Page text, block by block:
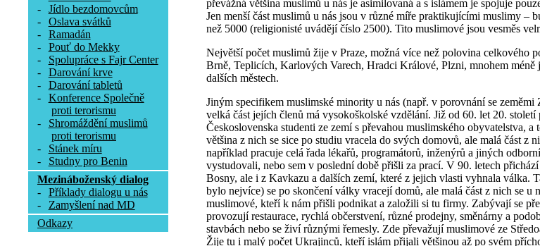
-
Jídlo bezdomovcům
-
Oslava svátků
-
Ramadán
-
Pouť do Mekky
-
Spolupráce s Fajr Center
-
Darování krve
-
Darování tabletů
-
Konference Společně
proti terorismu
-
Shromáždění muslimů
proti terorismu
-
Stánek míru
-
Studny pro Benin
Mezináboženský dialog
-
Příklady dialogu u nás
-
Zamyšlení nad MD
Odkazy
převážná většina muslimů u nás je asimilovaná a s islámem je spojuje
Jen menší část muslimů u nás jsou v různé míře praktikujícími muslimy –
než 5000 (religionisté uvádějí číslo 2500). Tito muslimové jsou vesměs
Největší počet muslimů žije v Praze, možná více než polovina celkového
Brně, Teplicích, Karlových Varech, Hradci Králové, Plzni, mnohem
dalších městech.
Jiným specifikem muslimské minority u nás (např. v porovnání se
velká část jejích členů má vysokoškolské vzdělání. Již od 60. let 20. století
Československa studenti ze zemí s převahou muslimského obyvatelstva,
většina z nich se sice po studiu vracela do svých domovů, ale malá část z
například pracuje celá řada lékařů, programátorů, inženýrů a jiných
vystudovali, nebo sem v poslední době přišli za prací. V 90. letech
Bosny, ale i z Kavkazu a dalších zemí, které z jejich vlasti vyhnala válka.
bylo nejvíce) se po skončení války vracejí domů, ale malá část z nich se u
muslimové, kteří k nám přišli podnikat a založili si tu firmy. Zabývají se
provozují restaurace, rychlá občerstvení, různé prodejny, směnárny a
stavbách nebo se živí různými řemesly. Zde převažují muslimové ze
Žije tu i malý počet Ukrajinců, kteří islám přijali většinou až po svém